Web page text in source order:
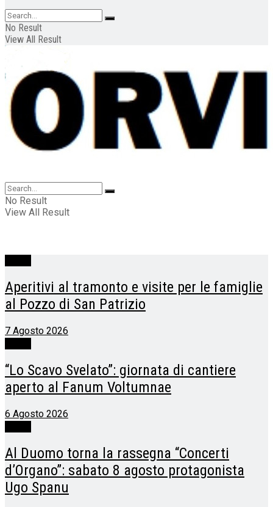
No Result
View All Result
No Result
View All Result
Aperitivi al tramonto e visite per le famiglie
al Pozzo di San Patrizio
7 Agosto 2026
“Lo Scavo Svelato”: giornata di cantiere
aperto al Fanum Voltumnae
6 Agosto 2026
Al Duomo torna la rassegna “Concerti
d’Organo”: sabato 8 agosto protagonista
Ugo Spanu